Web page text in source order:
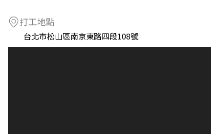
打工地點
台北市松山區南京東路四段108號